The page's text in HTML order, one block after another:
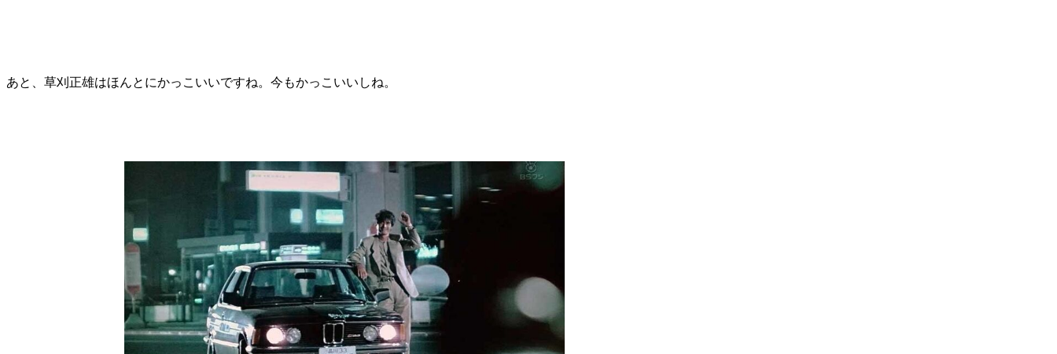
あと、草刈正雄はほんとにかっこいいですね。今もかっこいいしね。